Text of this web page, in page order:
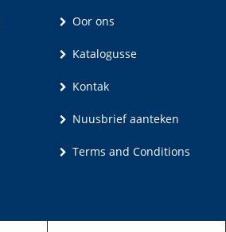
Oor ons
Katalogusse
Kontak
Nuusbrief aanteken
Terms and Conditions